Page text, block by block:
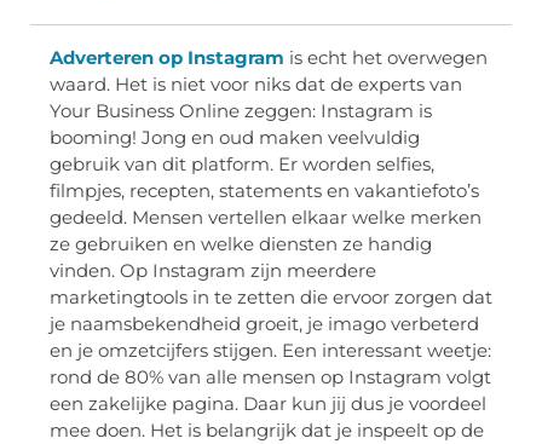
Adverteren op Instagram is echt het overwegen
waard. Het is niet voor niks dat de experts van
Your Business Online zeggen: Instagram is
booming! Jong en oud maken veelvuldig
gebruik van dit platform. Er worden selfies,
filmpjes, recepten, statements en vakantiefoto’s
gedeeld. Mensen vertellen elkaar welke merken
ze gebruiken en welke diensten ze handig
vinden. Op Instagram zijn meerdere
marketingtools in te zetten die ervoor zorgen dat
je naamsbekendheid groeit, je imago verbeterd
en je omzetcijfers stijgen. Een interessant weetje:
rond de 80% van alle mensen op Instagram volgt
een zakelijke pagina. Daar kun jij dus je voordeel
mee doen. Het is belangrijk dat je inspeelt op de